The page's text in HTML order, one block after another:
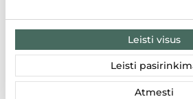
Leisti visus
Leisti
Atmesti